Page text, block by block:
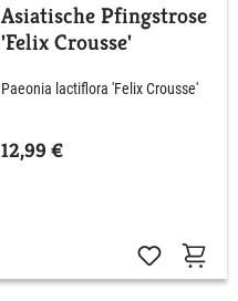
Asiatische Pfingstrose
'Felix Crousse'
Paeonia lactiflora 'Felix Crousse'
12,99 €